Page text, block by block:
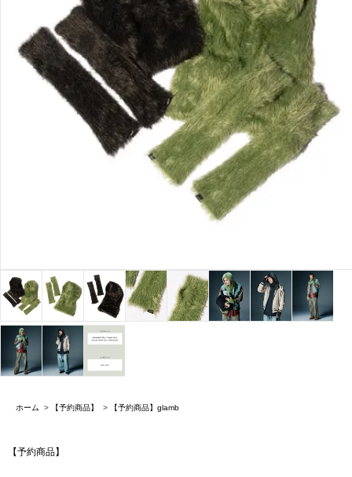
ホーム > 【予約商品】 > 【予約商品】glamb
【予約商品】